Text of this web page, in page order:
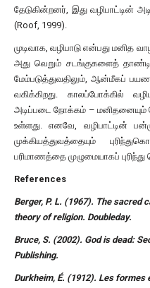
தேடுகின்றனர், இது வழிபாட்டின்
(Roof, 1999).
முடிவாக, வழிபாடு என்பது மனித
அது வெறும் சடங்குகளைத்
மேம்படுத்துவதிலும், ஆன்மீகப்
வகிக்கிறது. காலப்போக்கில்
அடிப்படை நோக்கம் –
உள்ளது. எனவே, வழிபாட்டின்
முக்கியத்துவத்தையும்
பரிமாணத்தை முழுமையாகப்
References
Berger, P. L. (1967). The sacred
theory of religion. Doubleday.
Bruce, S. (2002). God is dead:
Publishing.
Durkheim, É. (1912). Les formes